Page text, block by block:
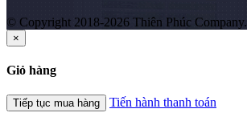
© Copyright 2018-2026 Thiên Phúc Company.
×
Giỏ hàng
Tiếp tục mua hàng Tiến hành thanh toán